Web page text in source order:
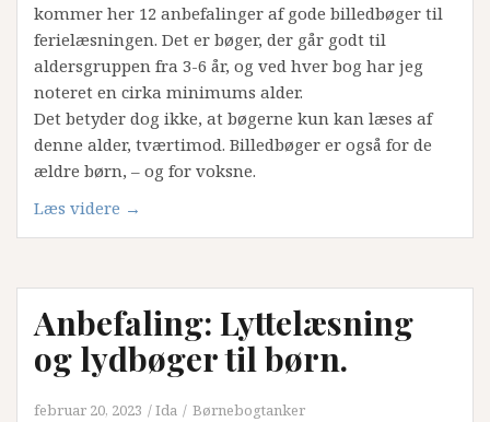
kommer her 12 anbefalinger af gode billedbøger til
ferielæsningen. Det er bøger, der går godt til
aldersgruppen fra 3-6 år, og ved hver bog har jeg
noteret en cirka minimums alder.
Det betyder dog ikke, at bøgerne kun kan læses af
denne alder, tværtimod. Billedbøger er også for de
ældre børn, – og for voksne.
Læs videre “Sommeranbefalinger:
Billedbøger”
→
Anbefaling: Lyttelæsning
og lydbøger til børn.
februar 20, 2023 Ida Børnebogtanker